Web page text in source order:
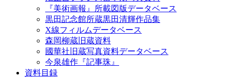
『美術画報』所載図版データベース
黒田記念館所蔵黒田清輝作品集
X線フィルムデータベース
森岡柳蔵旧蔵資料
國華社旧蔵写真資料データベース
今泉雄作『記事珠』
資料目録